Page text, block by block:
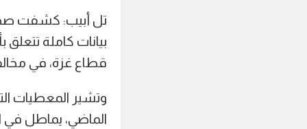
تل أبيب: كشفت
بيانات كاملة
قطاع غزة، في
وتشير المعطيات
الماضي، يماطل